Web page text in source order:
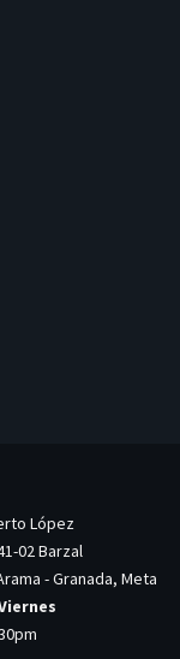
López
02 Barzal
- Granada, Meta